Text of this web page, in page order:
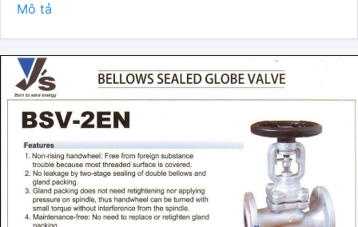
Mô tả